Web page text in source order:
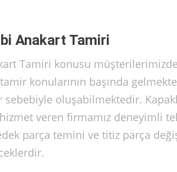
Anakart Tamiri
Tamiri konusu
konularının başında
oluşabilmektedir.
veren firmamız deneyimli
parça temini ve titiz parça